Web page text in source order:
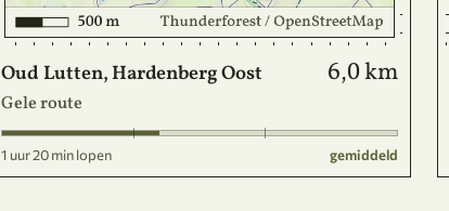
Oud Lutten, Hardenberg Oost 6,0 km
Gele route
1 uur 20 min lopen gemiddeld